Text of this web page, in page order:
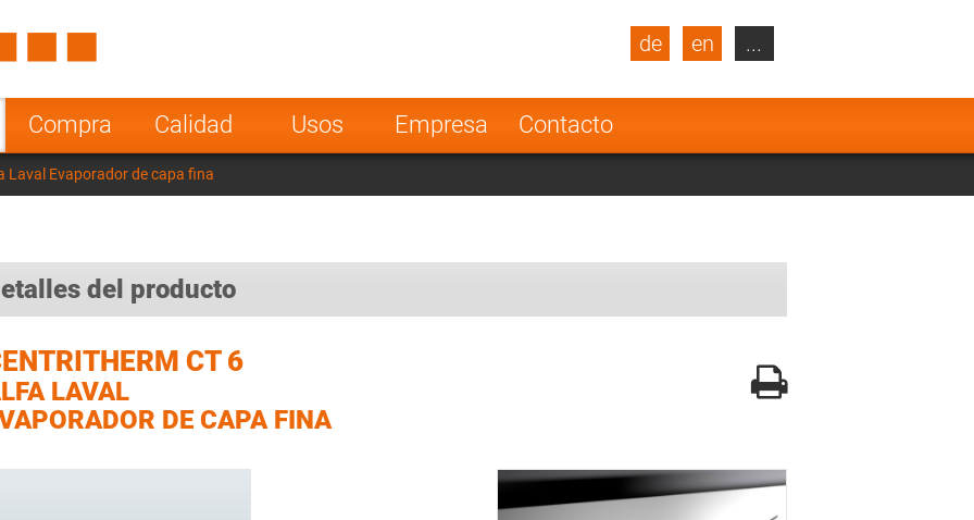
Compra Calidad Usos Empresa Contacto
de en
Turkey
Poland Norway
Netherlands
Greece
...
Laval Evaporador de capa fina
del producto
CT 6
LAVAL
DE CAPA FINA